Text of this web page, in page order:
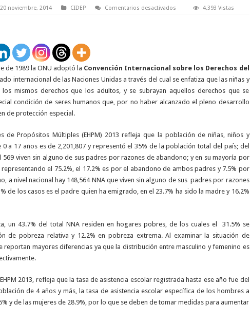
20 noviembre, 2014 CIDEP Comentarios desactivadosen
Derechos
Niño
4,393 Vistas
de 1989 la ONU adoptó la Convención Internacional sobre los Derechos del
internacional de las Naciones Unidas a través del cual se enfatiza que las niñas y
los mismos derechos que los adultos, y se subrayan aquellos derechos que se
condición de seres humanos que, por no haber alcanzado el pleno desarrollo
de protección especial.
de Propósitos Múltiples (EHPM) 2013 refleja que la población de niñas, niños y
0 a 17 años es de 2,201,807 y representó el 35% de la población total del país; del
569 viven sin alguno de sus padres por razones de abandono; y en su mayoría por
el 75.2%, el 17.2% es por el abandono de ambos padres y 7.5% por
a nivel nacional hay 148,564 NNA que viven sin alguno de sus padres por razones
de los casos es el padre quien ha emigrado, en el 23.7% ha sido la madre y 16.2%
un 43.7% del total NNA residen en hogares pobres, de los cuales el
31.5% se
de pobreza relativa y 12.2% en pobreza extrema. Al examinar la situación de
reportan mayores diferencias ya que la distribución entre masculino y femenino es
2013, refleja que la tasa de asistencia escolar registrada hasta ese año fue del
de 4 años y más, la tasa de asistencia escolar específica de los hombres a
y de las mujeres de 28.9%, por lo que se deben de tomar medidas para aumentar